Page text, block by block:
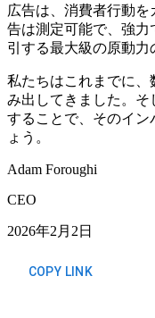
広告は、消費者行動
告は測定可能で、強
引する最大級の原動力
私たちはこれまでに
み出してきました。そ
することで、そのイン
ょう。
Adam Foroughi
CEO
2026年2月2日
COPY LINK